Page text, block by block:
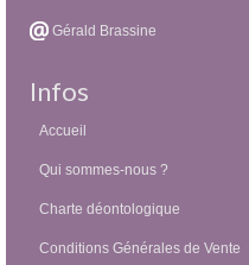
Gérald Brassine
Infos
Accueil
Qui sommes-nous ?
Charte déontologique
Conditions Générales de Vente